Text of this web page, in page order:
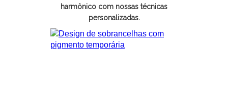
harmônico com nossas técnicas
personalizadas.